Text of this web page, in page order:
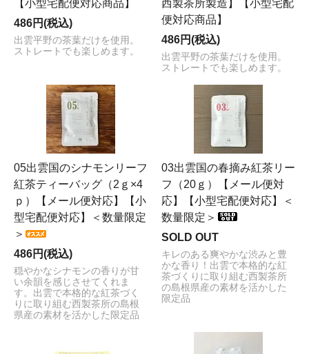
【小型宅配便対応商品】
486円(税込)
出雲平野の茶葉だけを使用。
ストレートでも楽しめます。
西製茶所製造】【小型宅配
便対応商品】
486円(税込)
出雲平野の茶葉だけを使用。
ストレートでも楽しめます。
05出雲国のシナモンリーフ
紅茶ティーバッグ（2ｇ×4
ｐ）【メール便対応】【小
型宅配便対応】＜数量限定
＞
486円(税込)
穏やかなシナモンの香りが甘
い余韻を感じさせてくれま
す。出雲で本格的な紅茶づく
りに取り組む西製茶所の島根
県産の素材を活かした限定品
03出雲国の春摘み紅茶リー
フ（20ｇ）【メール便対
応】【小型宅配便対応】＜
数量限定＞
SOLD OUT
キレのある爽やかな渋みと豊
かな香り！出雲で本格的な紅
茶づくりに取り組む西製茶所
の島根県産の素材を活かした
限定品